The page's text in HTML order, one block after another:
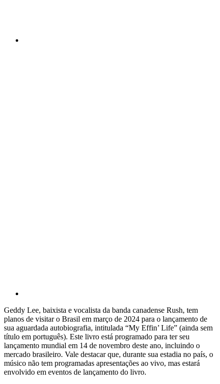
Geddy Lee, baixista e vocalista da banda canadense Rush, tem
planos de visitar o Brasil em março de 2024 para o lançamento de
sua aguardada autobiografia, intitulada “My Effin’ Life” (ainda sem
título em português). Este livro está programado para ter seu
lançamento mundial em 14 de novembro deste ano, incluindo o
mercado brasileiro. Vale destacar que, durante sua estadia no país, o
músico não tem programadas apresentações ao vivo, mas estará
envolvido em eventos de lançamento do livro.